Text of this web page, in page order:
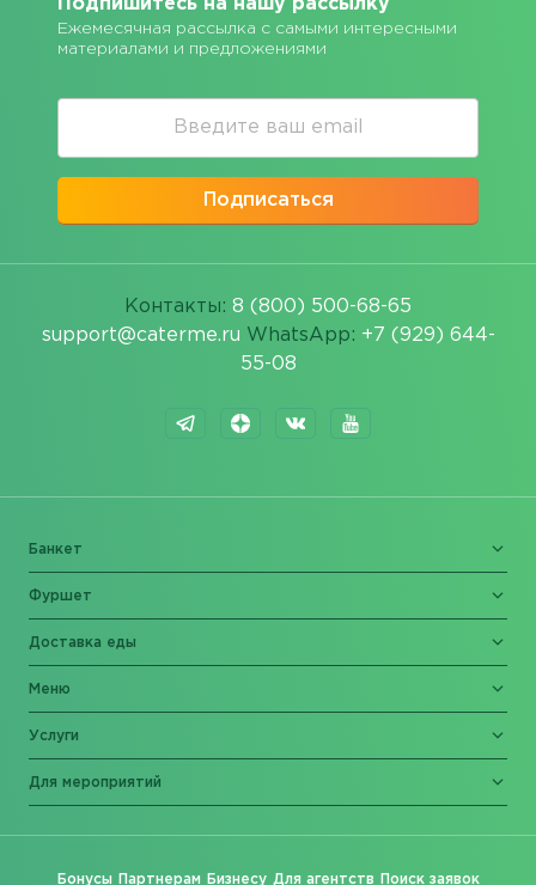
Подпишитесь на нашу рассылку
Ежемесячная рассылка с самыми интересными
материалами и предложениями
Подписаться
Контакты: 8 (800) 500-68-65
support@caterme.ru WhatsApp: +7 (929) 644-
55-08
Банкет
Фуршет
Доставка еды
Меню
Услуги
Для мероприятий
Бонусы Партнерам Бизнесу Для агентств Поиск заявок